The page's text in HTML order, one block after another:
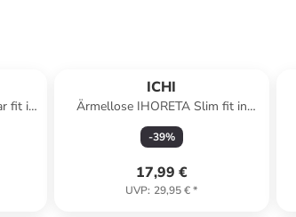
fit in
ICHI
Ärmellose IHORETA Slim fit in
Black
-39%
17,99 €
UVP: 29,95 €*